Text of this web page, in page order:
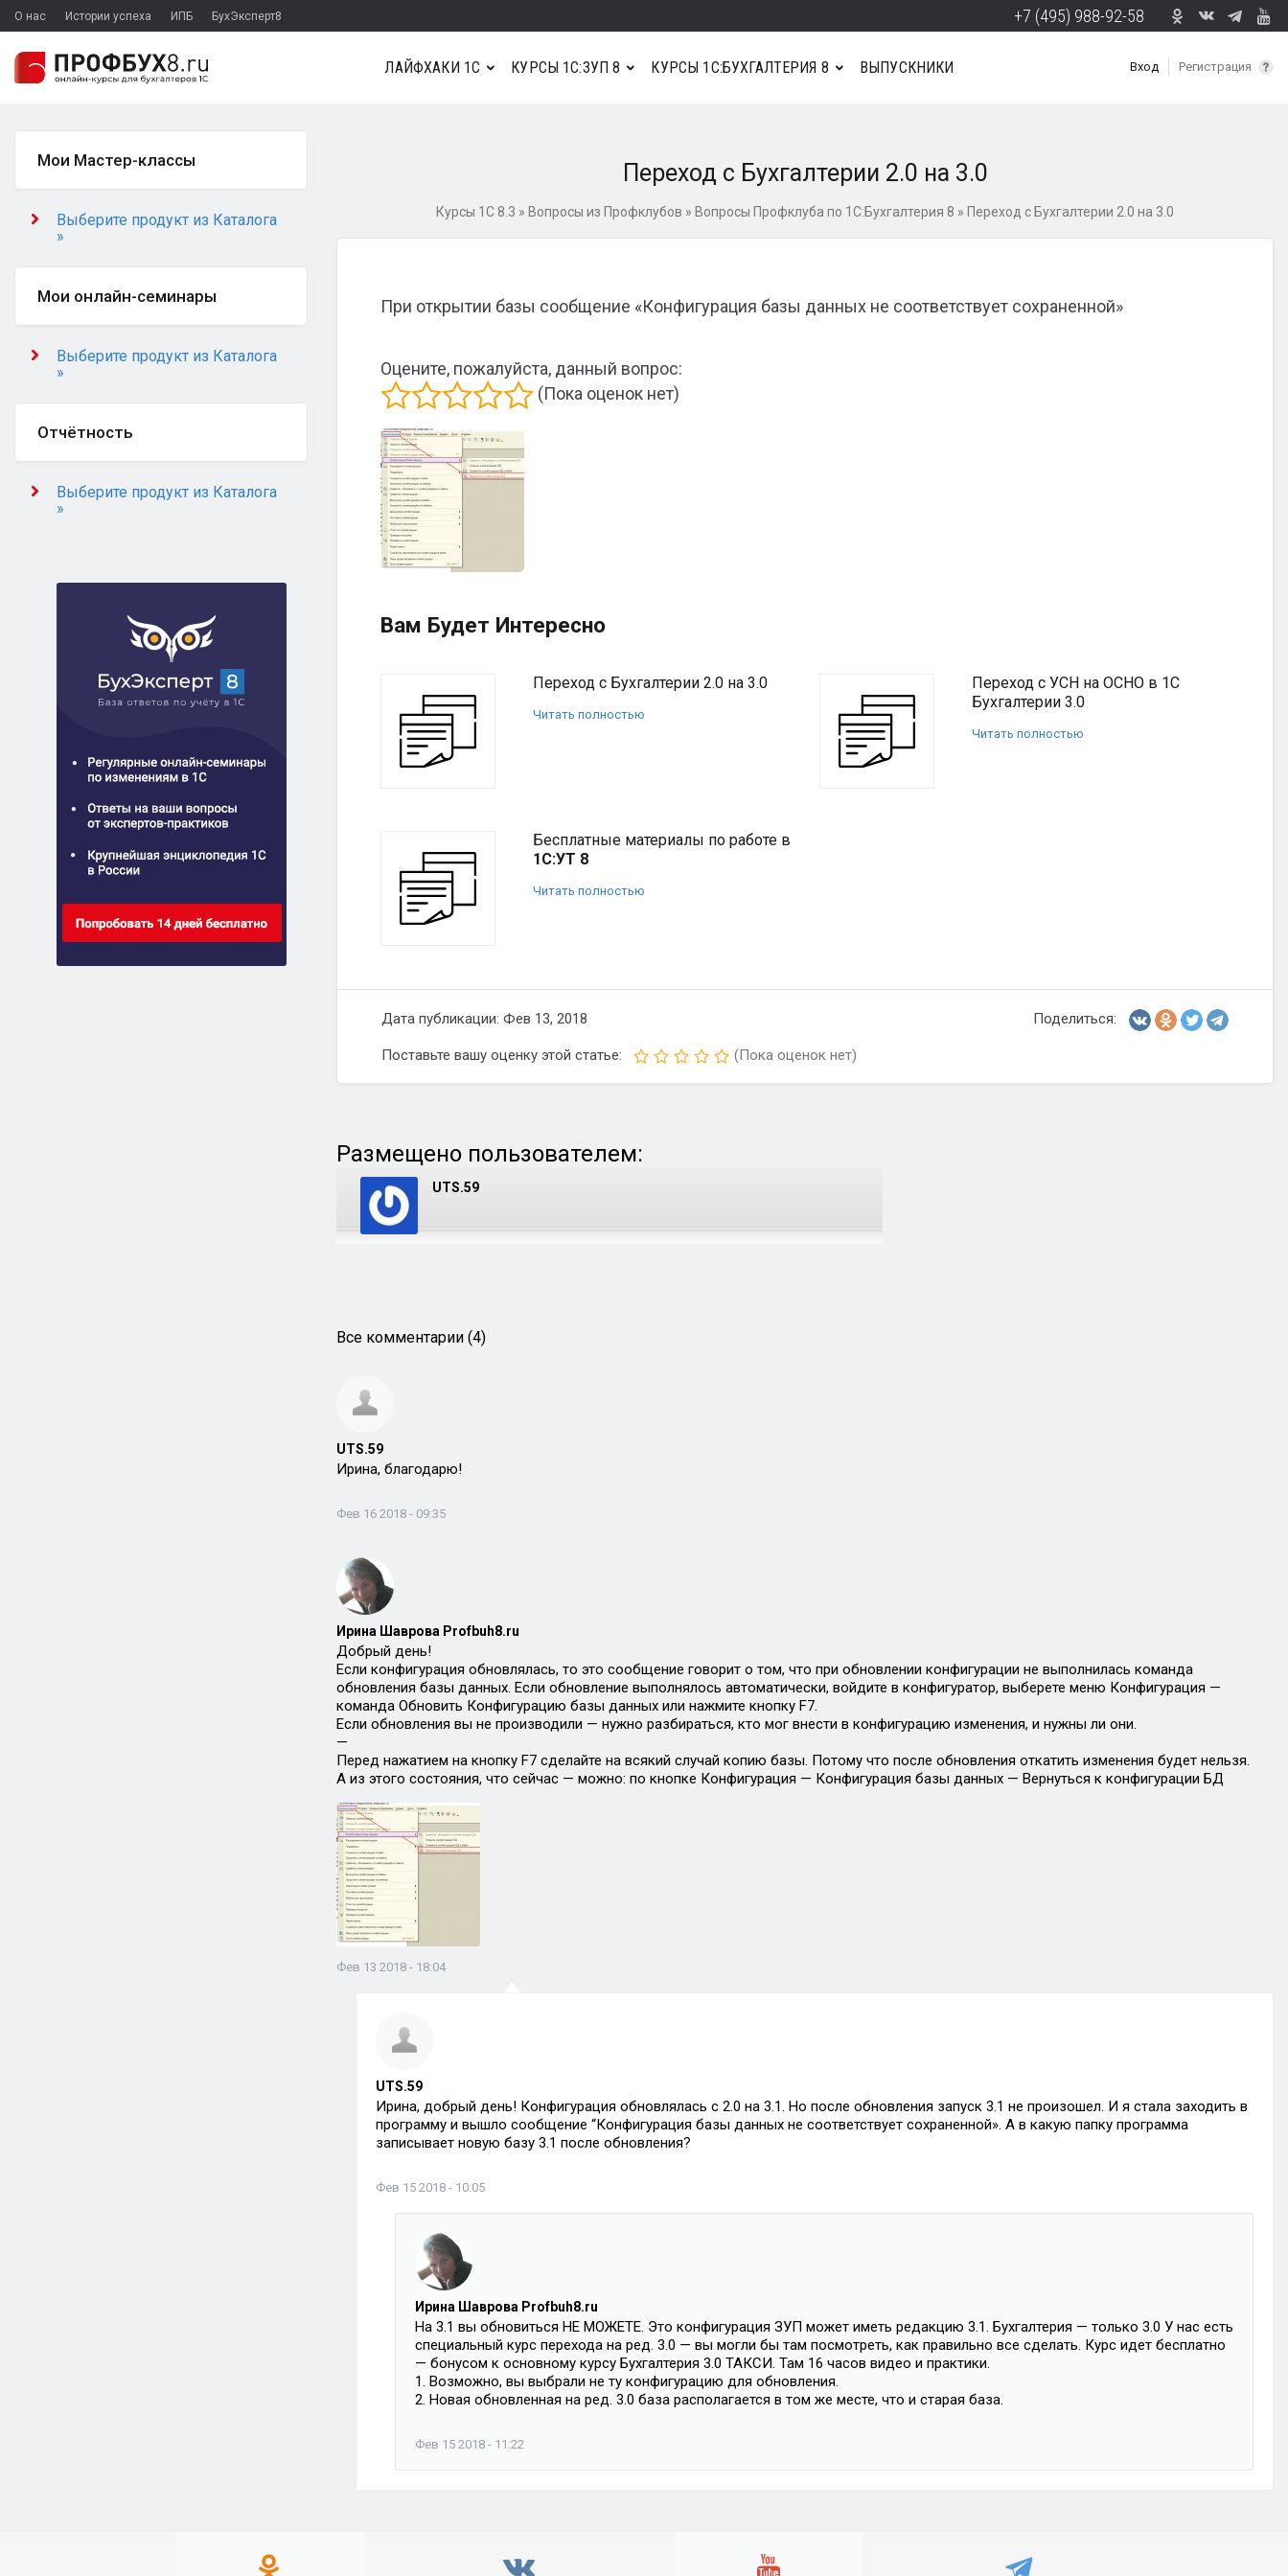
О нас Истории успеха ИПБ БухЭксперт8 +7 (495) 988-92-58
Вход Регистрация
ЛАЙФХАКИ 1С КУРСЫ 1С:ЗУП 8 КУРСЫ 1С:БУХГАЛТЕРИЯ 8 ВЫПУСКНИКИ
Переход с Бухгалтерии 2.0 на 3.0
Курсы 1С 8.3 » Вопросы из Профклубов » Вопросы Профклуба по 1С:Бухгалтерия 8 » Переход с Бухгалтерии 2.0 на 3.0
При открытии базы сообщение «Конфигурация базы данных не соответствует сохраненной»
Оцените, пожалуйста, данный вопрос:
(Пока оценок нет)
Вам Будет Интересно
Переход с Бухгалтерии 2.0 на 3.0
Читать полностью
Переход с УСН на ОСНО в 1С
Бухгалтерии 3.0
Читать полностью
Бесплатные материалы по работе в
1С:УТ 8
Читать полностью
Дата публикации: Фев 13, 2018 Поделиться:
Поставьте вашу оценку этой статье: (Пока оценок нет)
Размещено пользователем:
UTS.59
Все комментарии (4)
UTS.59
Ирина, благодарю!
Фев 16 2018 - 09:35
Ирина Шаврова Profbuh8.ru
Добрый день!
Если конфигурация обновлялась, то это сообщение говорит о том, что при обновлении конфигурации не выполнилась команда
обновления базы данных. Если обновление выполнялось автоматически, войдите в конфигуратор, выберете меню Конфигурация —
команда Обновить Конфигурацию базы данных или нажмите кнопку F7.
Если обновления вы не производили — нужно разбираться, кто мог внести в конфигурацию изменения, и нужны ли они.
—
Перед нажатием на кнопку F7 сделайте на всякий случай копию базы. Потому что после обновления откатить изменения будет нельзя.
А из этого состояния, что сейчас — можно: по кнопке Конфигурация — Конфигурация базы данных — Вернуться к конфигурации БД
Фев 13 2018 - 18:04
UTS.59
Ирина, добрый день! Конфигурация обновлялась с 2.0 на 3.1. Но после обновления запуск 3.1 не произошел. И я стала заходить в
программу и вышло сообщение “Конфигурация базы данных не соответствует сохраненной». А в какую папку программа
записывает новую базу 3.1 после обновления?
Фев 15 2018 - 10:05
Ирина Шаврова Profbuh8.ru
На 3.1 вы обновиться НЕ МОЖЕТЕ. Это конфигурация ЗУП может иметь редакцию 3.1. Бухгалтерия — только 3.0 У нас есть
специальный курс перехода на ред. 3.0 — вы могли бы там посмотреть, как правильно все сделать. Курс идет бесплатно
— бонусом к основному курсу Бухгалтерия 3.0 ТАКСИ. Там 16 часов видео и практики.
1. Возможно, вы выбрали не ту конфигурацию для обновления.
2. Новая обновленная на ред. 3.0 база располагается в том же месте, что и старая база.
Фев 15 2018 - 11:22
Мои Мастер-классы
Выберите продукт из Каталога
»
Мои онлайн-семинары
Выберите продукт из Каталога
»
Отчётность
Выберите продукт из Каталога
»